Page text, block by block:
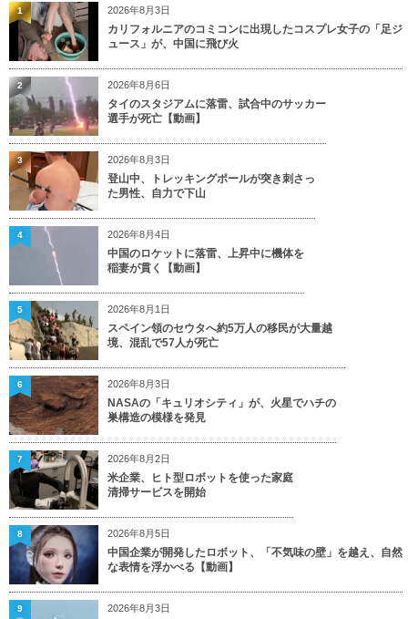
2026年8月3日
カリフォルニアのコミコンに出現したコスプレ女子の「足ジ
ュース」が、中国に飛び火
1
2026年8月6日
タイのスタジアムに落雷、試合中のサッカー
選手が死亡【動画】
2
2026年8月3日
登山中、トレッキングポールが突き刺さっ
た男性、自力で下山
3
2026年8月4日
中国のロケットに落雷、上昇中に機体を
稲妻が貫く【動画】
4
2026年8月1日
スペイン領のセウタへ約5万人の移民が大量越
境、混乱で57人が死亡
5
2026年8月3日
NASAの「キュリオシティ」が、火星でハチの
巣構造の模様を発見
6
2026年8月2日
米企業、ヒト型ロボットを使った家庭
清掃サービスを開始
7
2026年8月5日
中国企業が開発したロボット、「不気味の壁」を越え、自然
な表情を浮かべる【動画】
8
2026年8月3日
9